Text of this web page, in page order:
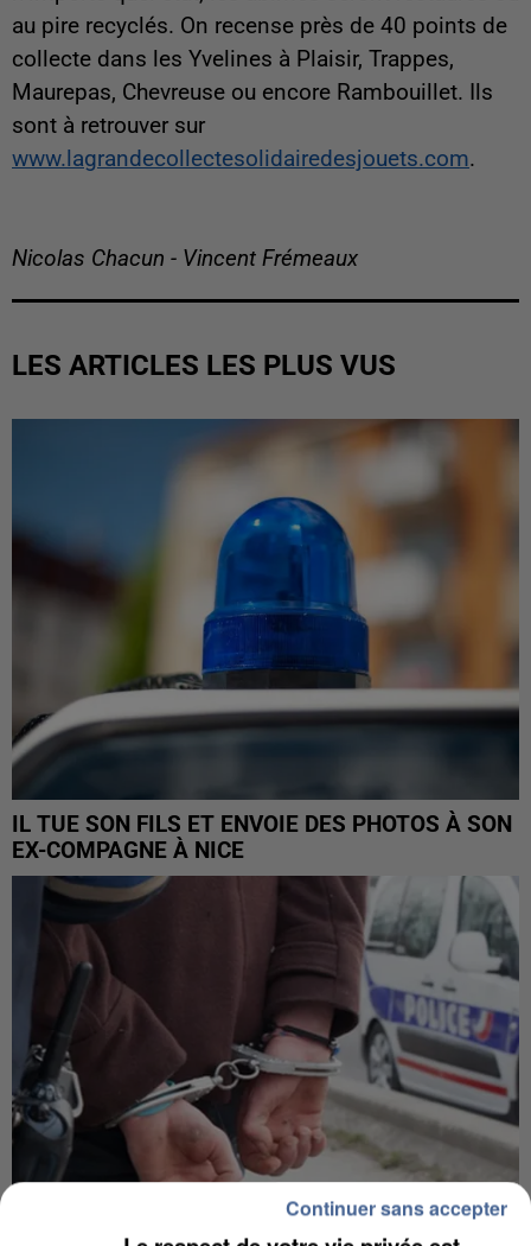
au pire recyclés. On recense près de 40 points de
collecte dans les Yvelines à Plaisir, Trappes,
Maurepas, Chevreuse ou encore Rambouillet. Ils
sont à retrouver sur
www.lagrandecollectesolidairedesjouets.com.
Nicolas Chacun - Vincent Frémeaux
LES ARTICLES LES PLUS VUS
IL TUE SON FILS ET ENVOIE DES PHOTOS À SON
EX-COMPAGNE À NICE
Continuer sans accepter